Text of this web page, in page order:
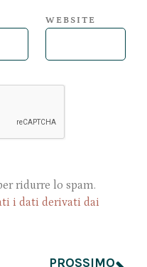
WEBSITE
ridurre lo spam.
i dati derivati dai
PROSSIMO